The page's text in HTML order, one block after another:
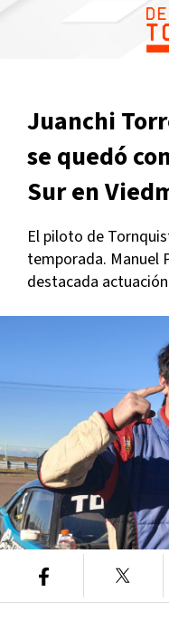
Juanchi
se quedó
Sur en
El piloto de
temporada. Manuel
destacada